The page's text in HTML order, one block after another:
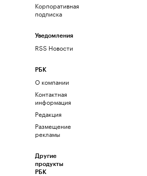
Корпоративная
подписка
Уведомления
RSS Новости
РБК
О компании
Контактная
информация
Редакция
Размещение
рекламы
Другие
продукты
РБК